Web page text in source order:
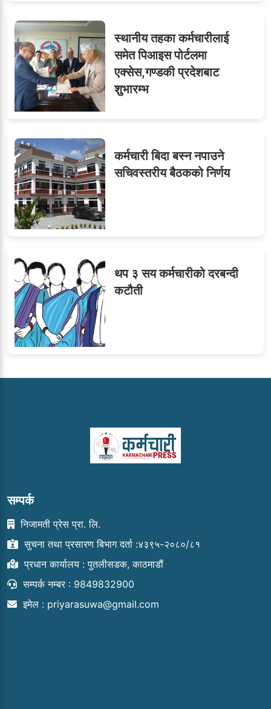
स्थानीय तहका कर्मचारीलाई
समेत पिआइस पोर्टलमा
एक्सेस,गण्डकी प्रदेशबाट
शुभारम्भ
कर्मचारी बिदा बस्न नपाउने
सचिवस्तरीय बैठकको निर्णय
थप ३ सय कर्मचारीको दरबन्दी
कटौती
सम्पर्क
निजामती प्रेस प्रा. लि.
सुचना तथा प्रसारण बिभाग दर्ता :४३९५-२०८०/८१
प्रधान कार्यालय : पुतलीसडक, काठमाडौं
सम्पर्क नम्बर : 9849832900
इमेल : priyarasuwa@gmail.com